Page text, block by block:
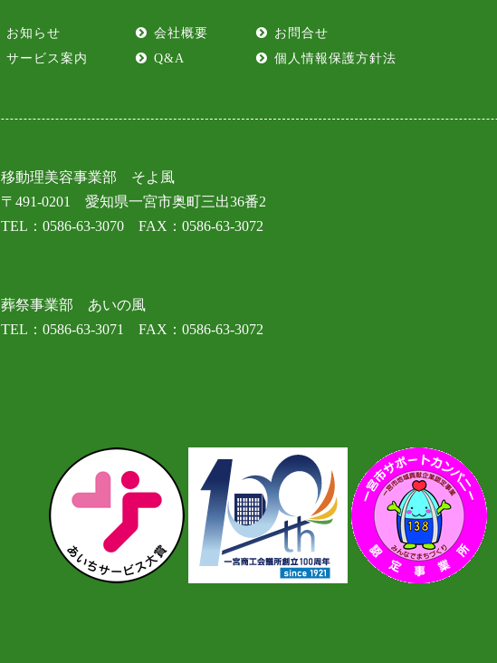
お知らせ
サービス案内
会社概要
Q&A
お問合せ
個人情報保護方針法
移動理美容事業部 そよ風
〒491-0201 愛知県一宮市奥町三出36番2
TEL：0586-63-3070 FAX：0586-63-3072
葬祭事業部 あいの風
TEL：0586-63-3071 FAX：0586-63-3072